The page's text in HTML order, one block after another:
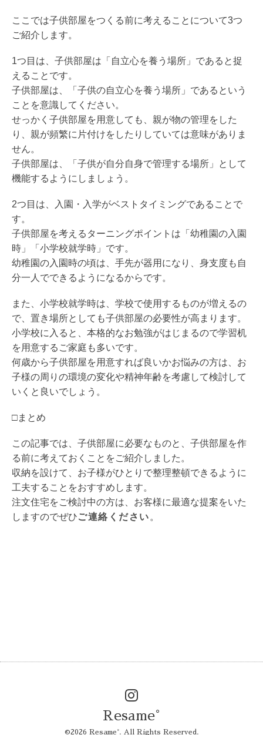
ここでは子供部屋をつくる前に考えることについて3つ
ご紹介します。
1つ目は、子供部屋は「自立心を養う場所」であると捉
えることです。
子供部屋は、「子供の自立心を養う場所」であるという
ことを意識してください。
せっかく子供部屋を用意しても、親が物の管理をした
り、親が頻繁に片付けをしたりしていては意味がありま
せん。
子供部屋は、「子供が自分自身で管理する場所」として
機能するようにしましょう。
2つ目は、入園・入学がベストタイミングであることで
す。
子供部屋を考えるターニングポイントは「幼稚園の入園
時」「小学校就学時」です。
幼稚園の入園時の頃は、手先が器用になり、身支度も自
分一人でできるようになるからです。
また、小学校就学時は、学校で使用するものが増えるの
で、置き場所としても子供部屋の必要性が高まります。
小学校に入ると、本格的なお勉強がはじまるので学習机
を用意するご家庭も多いです。
何歳から子供部屋を用意すれば良いかお悩みの方は、お
子様の周りの環境の変化や精神年齢を考慮して検討して
いくと良いでしょう。
□まとめ
この記事では、子供部屋に必要なものと、子供部屋を作
る前に考えておくことをご紹介しました。
収納を設けて、お子様がひとりで整理整頓できるように
工夫することをおすすめします。
注文住宅をご検討中の方は、お客様に最適な提案をいた
しますのでぜひご連絡ください 。
Resame°
©2026 Resame°. All Rights Reserved.